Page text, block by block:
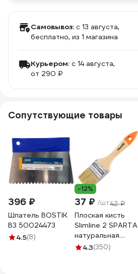
Самовывоз: c 13 августа,
бесплатно, из 1 магазина
Курьером: c 14 августа,
от 290 ₽
Сопутствующие товары
396 ₽
Шпатель BOSTIK
В3 50024473
4.5(8)
-12%
37 ₽ /шт42 ₽
Плоская кисть
Slimline 2 SPARTA
натуральная
щетина,
4.3(350)